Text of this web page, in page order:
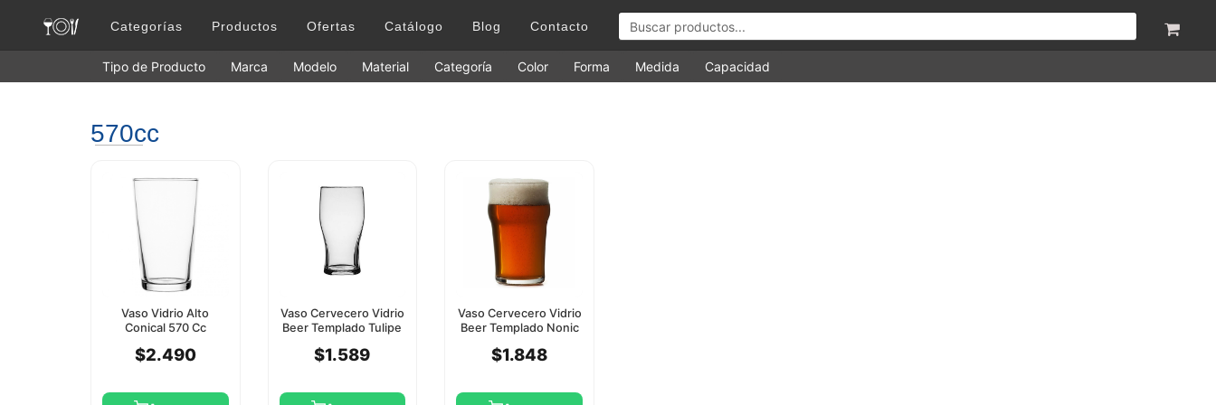
Categorías Productos Ofertas Catálogo Blog Contacto
Tipo de Producto Marca Modelo Material Categoría Color Forma Medida Capacidad
570cc
Vaso Vidrio Alto
Conical 570 Cc
$2.490
Vaso Cervecero Vidrio
Beer Templado Tulipe
$1.589
Vaso Cervecero Vidrio
Beer Templado Nonic
$1.848